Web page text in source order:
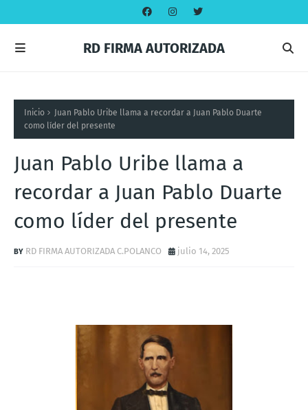
RD FIRMA AUTORIZADA
Inicio
Juan Pablo Uribe llama a recordar a Juan Pablo Duarte
como líder del presente
Juan Pablo Uribe llama a
recordar a Juan Pablo Duarte
como líder del presente
RD FIRMA AUTORIZADA C.POLANCO julio 14, 2025